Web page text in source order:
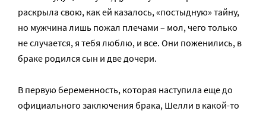
раскрыла свою, как ей казалось, «постыдную» тайну,
но мужчина лишь пожал плечами – мол, чего только
не случается, я тебя люблю, и все. Они поженились, в
браке родился сын и две дочери.
В первую беременность, которая наступила еще до
официального заключения брака, Шелли в какой-то